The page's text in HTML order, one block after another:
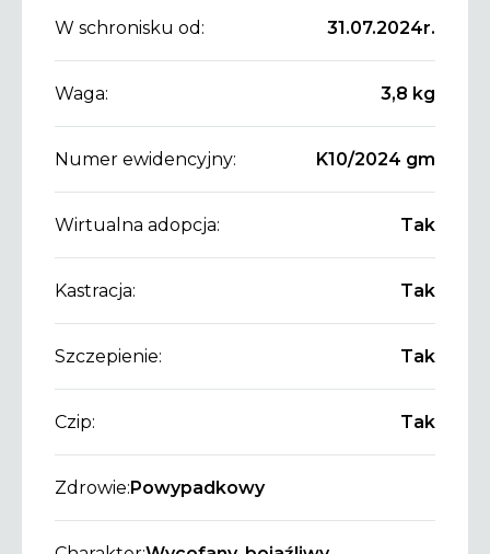
W schronisku od: 31.07.2024r.
Waga: 3,8 kg
Numer ewidencyjny: K10/2024 gm
Wirtualna adopcja: Tak
Kastracja: Tak
Szczepienie: Tak
Czip: Tak
Zdrowie: Powypadkowy